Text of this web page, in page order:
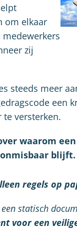
om elkaar
zij
steeds meer
een
versterken.
waarom
blijft.
regels op
statisch
voor een